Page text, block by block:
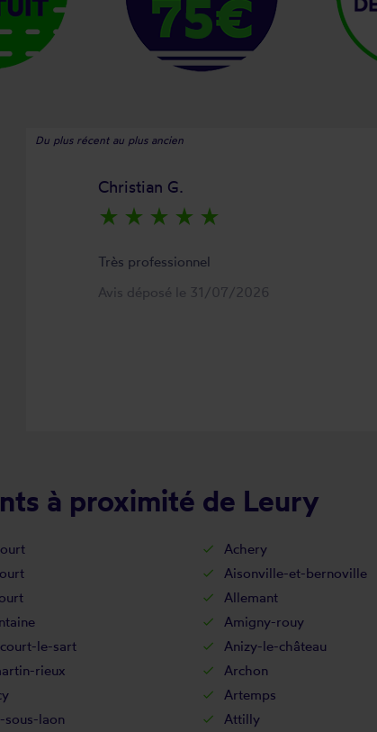
Du plus récent au plus ancien
Christian G.
star_rate star_rate star_rate star_rate star_rate
Très professionnel
Avis déposé le 31/07/2026
à proximité de Leury
Achery
Aisonville-et-bernoville
Allemant
Amigny-rouy
le-sart Anizy-le-château
rieux Archon
Artemps
sous-laon Attilly